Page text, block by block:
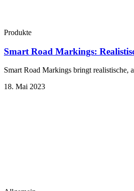
Produkte
Smart Road Markings:
Smart Road Markings bringt realistische,
18. Mai 2023